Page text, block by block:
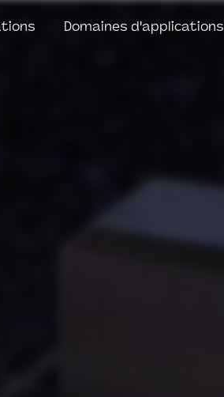
Domaines d'applications